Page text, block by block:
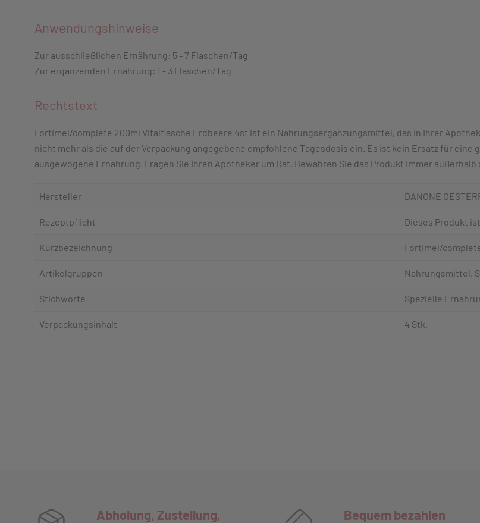
Anwendungshinweise
Zur ausschließlichen Ernährung: 5 - 7 Flaschen/Tag
Zur ergänzenden Ernährung: 1 - 3 Flaschen/Tag
Rechtstext
Fortimel/complete 200ml Vitalflasche Erdbeere 4st ist ein Nahrungsergänzungsmittel, das in Ihrer
nicht mehr als die auf der Verpackung angegebene empfohlene Tagesdosis ein. Es ist kein Ersatz für
ausgewogene Ernährung. Fragen Sie Ihren Apotheker um Rat. Bewahren Sie das Produkt immer
Hersteller DANONE
Rezeptpflicht Dieses Produkt
Kurzbezeichnung Fortimel/
Artikelgruppen Nahrungsmittel,
Stichworte Spezielle
Verpackungsinhalt 4 Stk.
Abholung, Zustellung,
Bequem bezahlen